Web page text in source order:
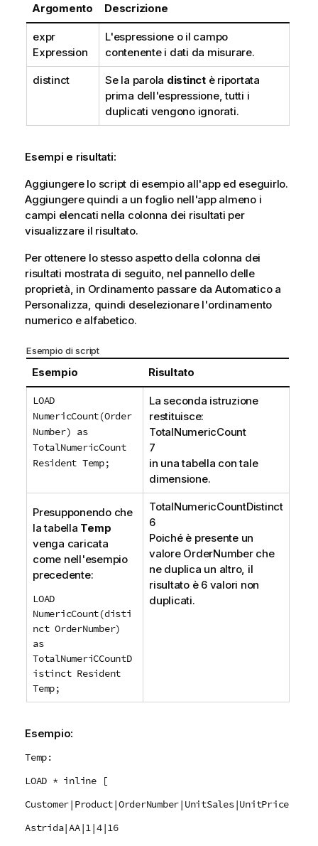
Argomento Descrizione
expr
Expression
L'espressione o il campo
contenente i dati da misurare.
distinct Se la parola distinctè riportata
prima dell'espressione, tutti i
duplicati vengono ignorati.
Esempi e risultati:
Aggiungere lo script di esempio all'app ed eseguirlo.
Aggiungere quindi a un foglio nell'app almeno i
campi elencati nella colonna dei risultati per
visualizzare il risultato.
Per ottenere lo stesso aspetto della colonna dei
risultati mostrata di seguito, nel pannello delle
proprietà, in Ordinamento passare da Automatico a
Personalizza, quindi deselezionare l'ordinamento
numerico e alfabetico.
Esempio di script
Esempio Risultato
LOAD
NumericCount(Order
Number) as
TotalNumericCount
Resident Temp;
La seconda istruzione
restituisce:
TotalNumericCount
7
in una tabella con tale
dimensione.
Presupponendo che
la tabella Temp
venga caricata
come nell'esempio
precedente:
LOAD
NumericCount(disti
nct OrderNumber)
as
TotalNumeriCCountD
istinct Resident
Temp;
TotalNumericCountDistinct
6
Poiché è presente un
valore OrderNumberche
ne duplica un altro, il
risultato è 6 valori non
duplicati.
Esempio:
Temp:
LOAD * inline [
Customer|Product|OrderNumber|UnitSales|UnitPrice
Astrida|AA|1|4|16